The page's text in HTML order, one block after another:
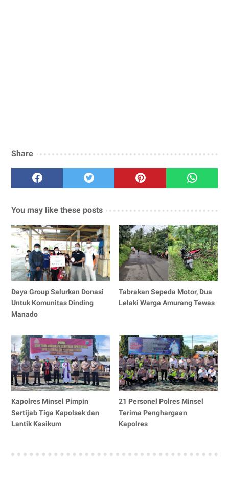
Share
You may like these posts
Daya Group Salurkan Donasi
Untuk Komunitas Dinding
Manado
Tabrakan Sepeda Motor, Dua
Lelaki Warga Amurang Tewas
Kapolres Minsel Pimpin
Sertijab Tiga Kapolsek dan
Lantik Kasikum
21 Personel Polres Minsel
Terima Penghargaan
Kapolres